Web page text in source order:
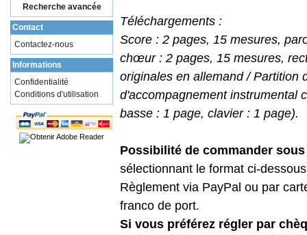
Téléchargements :
Score : 2 pages, 15 mesures,
chœur : 2 pages, 15 mesures,
originales en allemand / Partition
d'accompagnement instrumental
basse : 1 page, clavier : 1 page).
Possibilité de commander
sélectionnant le format ci-
Règlement via PayPal ou par
franco de port.
Si vous préférez régler par
Recherche avancée
Contact
Contactez-nous
Informations
Confidentialité
Conditions d'utilisation